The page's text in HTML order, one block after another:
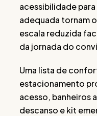
acessibilidade
adequada tornam
escala reduzida
da jornada do
Uma lista de
estacionamento
acesso, banheiros
descanso e kit